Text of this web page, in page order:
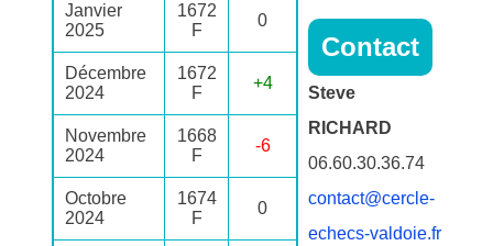
Janvier
2025
1672
F
0
Décembre
2024
1672
F
+4
Novembre
2024
1668
F
-6
Octobre
2024
1674
F
0
Contact
Steve
RICHARD
06.60.30.36.74
contact@cercle-
echecs-valdoie.fr